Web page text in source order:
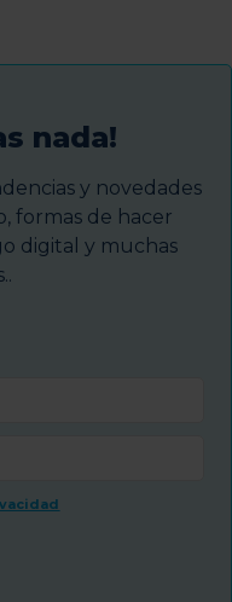
nada!
y novedades
formas de hacer
digital y muchas